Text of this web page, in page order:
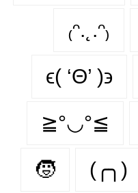
₍ᵔ.˛.ᵔ₎
ϵ( ‘Θ’ )϶
≧°◡°≦
🧒 (╭╮)